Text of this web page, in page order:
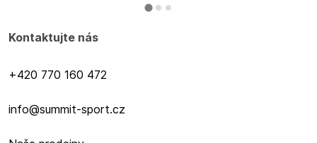
Kontaktujte nás
+420 770 160 472
info@summit-sport.cz